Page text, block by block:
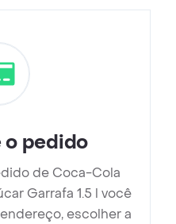
o pedido
de Coca-Cola
Garrafa 1.5 l você
escolher a